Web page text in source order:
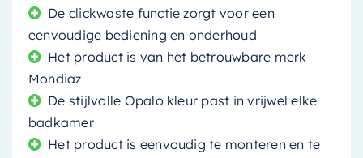
De clickwaste functie zorgt voor een
eenvoudige bediening en onderhoud
Het product is van het betrouwbare merk
Mondiaz
De stijlvolle Opalo kleur past in vrijwel elke
badkamer
Het product is eenvoudig te monteren en te